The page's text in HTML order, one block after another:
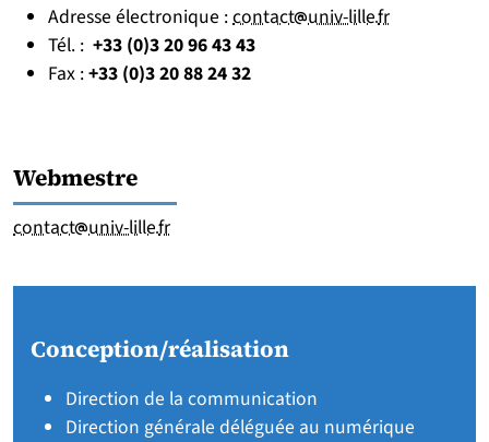
Adresse électronique :contact [at]
univ-lille[point]
fr
Tél. : +33 (0)3 20 96 43 43
Fax :+33 (0)3 20 88 24 32
Webmestre
contact [at]
univ-lille[point]
fr
Conception/réalisation
Direction de la communication
Direction générale déléguée au numérique